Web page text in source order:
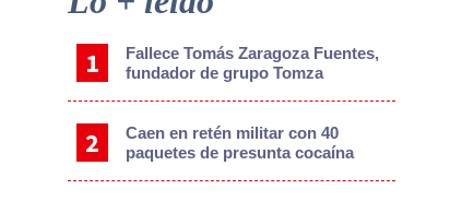
Fallece Tomás Zaragoza Fuentes,
fundador de grupo Tomza
Caen en retén militar con 40
paquetes de presunta cocaína